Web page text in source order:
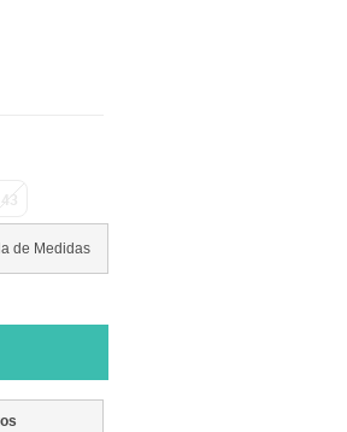
de Medidas